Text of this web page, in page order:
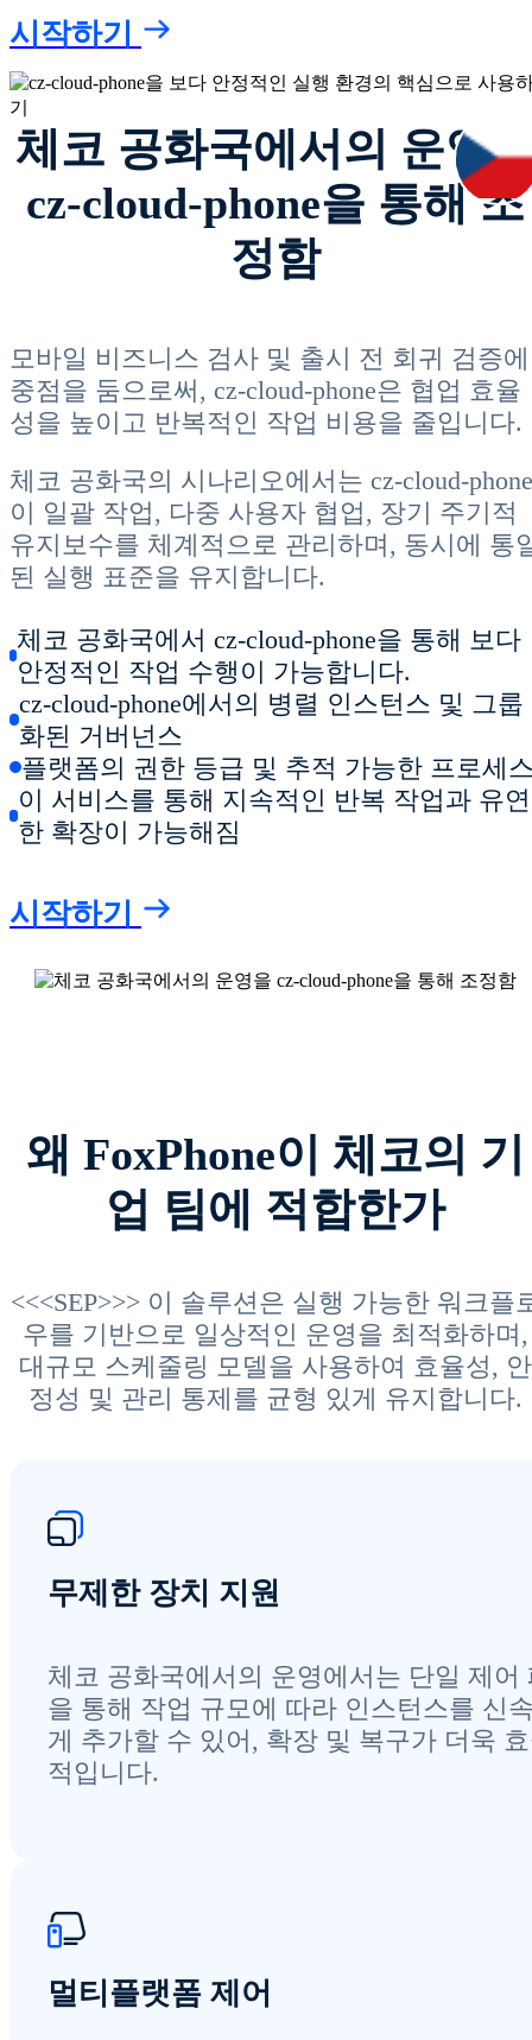
시작하기
체코 공화국에서의 운영
cz-cloud-phone을 통해 조
정함
모바일 비즈니스 검사 및 출시 전 회귀 검증에
중점을 둠으로써, cz-cloud-phone은 협업 효율
성을 높이고 반복적인 작업 비용을 줄입니다.
체코 공화국의 시나리오에서는 cz-cloud-phone
이 일괄 작업, 다중 사용자 협업, 장기 주기적
유지보수를 체계적으로 관리하며, 동시에 통
된 실행 표준을 유지합니다.
체코 공화국에서 cz-cloud-phone을 통해 보다
안정적인 작업 수행이 가능합니다.
cz-cloud-phone에서의 병렬 인스턴스 및 그룹
화된 거버넌스
플랫폼의 권한 등급 및 추적 가능한 프로세
이 서비스를 통해 지속적인 반복 작업과 유연
한 확장이 가능해짐
시작하기
왜 FoxPhone이 체코의 기
업 팀에 적합한가
<<<SEP>>> 이 솔루션은 실행 가능한 워크플
우를 기반으로 일상적인 운영을 최적화하며,
대규모 스케줄링 모델을 사용하여 효율성, 안
정성 및 관리 통제를 균형 있게 유지합니다.
무제한 장치 지원
체코 공화국에서의 운영에서는 단일 제어
을 통해 작업 규모에 따라 인스턴스를 신
게 추가할 수 있어, 확장 및 복구가 더욱
적입니다.
멀티플랫폼 제어